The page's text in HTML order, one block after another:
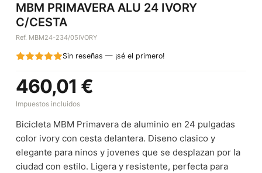
MBM PRIMAVERA ALU 24 IVORY
C/CESTA
Ref. MBM24-234/05IVORY
Sin reseñas — ¡sé el primero!
460,01 €
Impuestos incluidos
Bicicleta MBM Primavera de aluminio en 24 pulgadas
color ivory con cesta delantera. Diseno clasico y
elegante para ninos y jovenes que se desplazan por la
ciudad con estilo. Ligera y resistente, perfecta para